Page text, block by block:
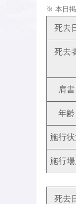
※ 本日
死去
死去
肩書
年齢
施行
施行
死去